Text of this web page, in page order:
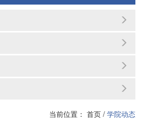
当前位置： 首页 / 学院动态